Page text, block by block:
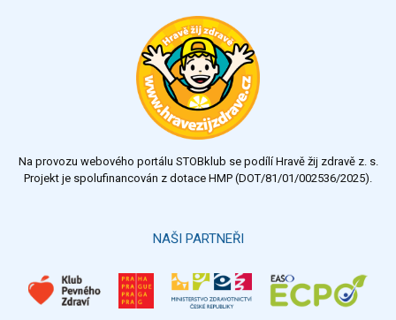
Na provozu webového portálu STOBklub se podílí Hravě žij zdravě z. s.
Projekt je spolufinancován z dotace HMP (DOT/81/01/002536/2025).
NAŠI PARTNEŘI